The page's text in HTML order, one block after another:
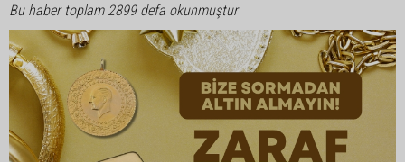
Bu haber toplam 2899 defa okunmuştur